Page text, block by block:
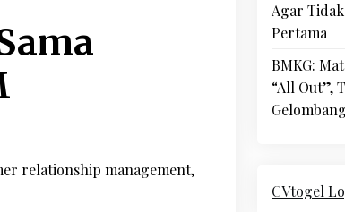
relationship management,
Agar
Pertama
BMKG:
“All Out”,
CVtogel